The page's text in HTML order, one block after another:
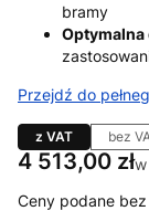
bramy
Optymalna
Przejdź do
z VAT bez
Cena
4 513,00 złw
Ceny podane